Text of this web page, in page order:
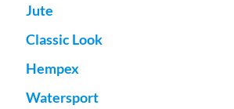
Jute
Classic Look
Hempex
Watersport